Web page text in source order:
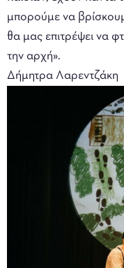
μπορούμε να
θα μας επιτρέψει να
την αρχή».
Δήμητρα Λαρεντζάκη